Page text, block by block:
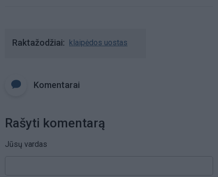
Raktažodžiai klaipėdos uostas
Komentarai
Rašyti komentarą
Jūsų vardas